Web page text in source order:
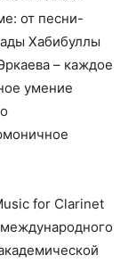
от песни-
Хабибуллы
– каждое
умение
for Clarinet